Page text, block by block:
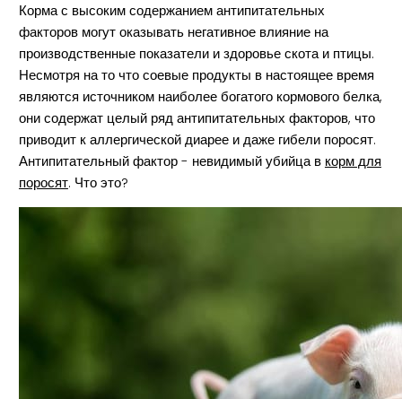
Корма с высоким содержанием антипитательных
факторов могут оказывать негативное влияние на
производственные показатели и здоровье скота и птицы.
Несмотря на то что соевые продукты в настоящее время
являются источником наиболее богатого кормового белка,
они содержат целый ряд антипитательных факторов, что
приводит к аллергической диарее и даже гибели поросят.
Антипитательный фактор - невидимый убийца в корм для
поросят. Что это?